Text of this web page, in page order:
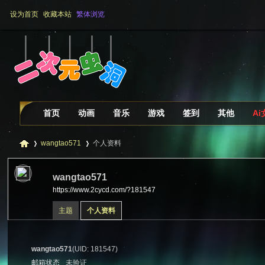
设为首页 收藏本站 繁体浏览
首页 动画 音乐 游戏 签到 其他 Ai
wangtao571
›
个人资料
wangtao571
https://www.2cycd.com/?181547
主题 个人资料
wangtao571(UID: 181547)
邮箱状态
未验证